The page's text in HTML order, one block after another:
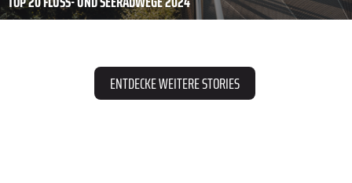
ENTDECKE WEITERE STORIES